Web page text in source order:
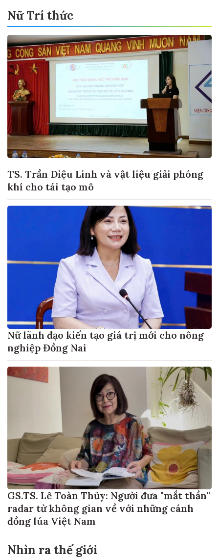
Nữ Trí thức
TS. Trần Diệu Linh và vật liệu giải phóng
khí cho tái tạo mô
Nữ lãnh đạo kiến tạo giá trị mới cho nông
nghiệp Đồng Nai
GS.TS. Lê Toàn Thủy: Người đưa "mắt thần"
radar từ không gian về với những cánh
đồng lúa Việt Nam
Nhìn ra thế giới